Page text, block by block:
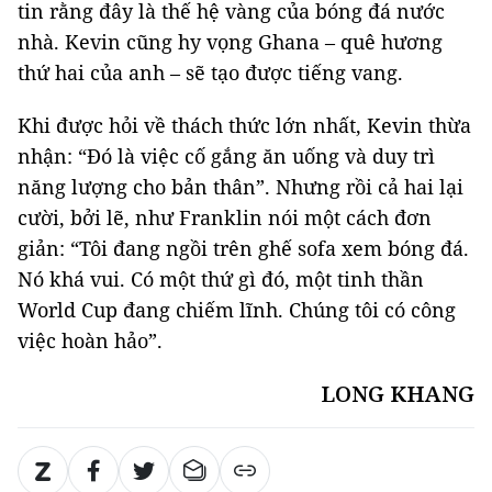
tin rằng đây là thế hệ vàng của bóng đá nước
nhà. Kevin cũng hy vọng Ghana – quê hương
thứ hai của anh – sẽ tạo được tiếng vang.
Khi được hỏi về thách thức lớn nhất, Kevin thừa
nhận: “Đó là việc cố gắng ăn uống và duy trì
năng lượng cho bản thân”. Nhưng rồi cả hai lại
cười, bởi lẽ, như Franklin nói một cách đơn
giản: “Tôi đang ngồi trên ghế sofa xem bóng đá.
Nó khá vui. Có một thứ gì đó, một tinh thần
World Cup đang chiếm lĩnh. Chúng tôi có công
việc hoàn hảo”.
LONG KHANG